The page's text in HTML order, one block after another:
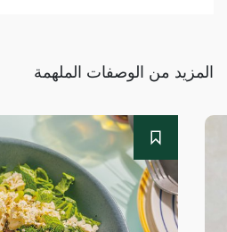
المزيد من الوصفات الملهمة